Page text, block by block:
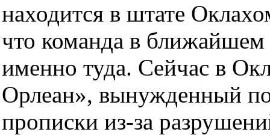
находится в штате
что команда в
именно туда. Сейчас в
Орлеан», вынужденный
прописки из-за